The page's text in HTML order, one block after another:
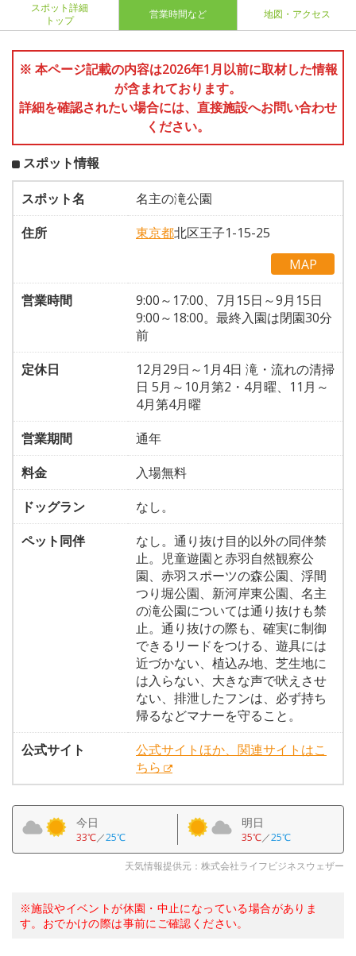
スポット詳細
トップ
営業時間など 地図・アクセス
※ 本ページ記載の内容は2026年1月以前に取材した情報
が含まれております。
詳細を確認されたい場合には、直接施設へお問い合わせ
ください。
スポット情報
スポット名
名主の滝公園
住所
東京都北区王子1-15-25
MAP
営業時間
9:00～17:00、7月15日～9月15日
9:00～18:00。最終入園は閉園30分
前
定休日
12月29日～1月4日 滝・流れの清掃
日 5月～10月第2・4月曜、11月～
4月第4月曜
営業期間
通年
料金
入場無料
ドッグラン
なし。
ペット同伴
なし。通り抜け目的以外の同伴禁
止。児童遊園と赤羽自然観察公
園、赤羽スポーツの森公園、浮間
つり堀公園、新河岸東公園、名主
の滝公園については通り抜けも禁
止。通り抜けの際も、確実に制御
できるリードをつける、遊具には
近づかない、植込み地、芝生地に
は入らない、大きな声で吠えさせ
ない、排泄したフンは、必ず持ち
帰るなどマナーを守ること。
公式サイト
公式サイトほか、関連サイトはこ
ちら
今日
33℃／25℃
明日
35℃／25℃
天気情報提供元：株式会社ライフビジネスウェザー
※施設やイベントが休園・中止になっている場合がありま
す。おでかけの際は事前にご確認ください。